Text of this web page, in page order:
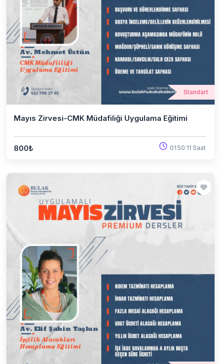
Standart
Mayıs Zirvesi-CMK Müdafiliği Uygulama Eğitimi
800₺ 01:50:11 Saat